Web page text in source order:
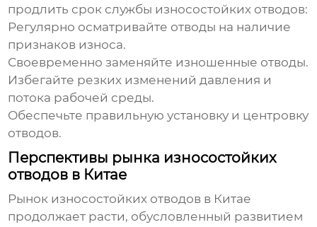
продлить срок службы износостойких отводов:
Регулярно осматривайте отводы на наличие
признаков износа.
Своевременно заменяйте изношенные отводы.
Избегайте резких изменений давления и
потока рабочей среды.
Обеспечьте правильную установку и центровку
отводов.
Перспективы рынка износостойких
отводов в Китае
Рынок износостойких отводов в Китае
продолжает расти, обусловленный развитием